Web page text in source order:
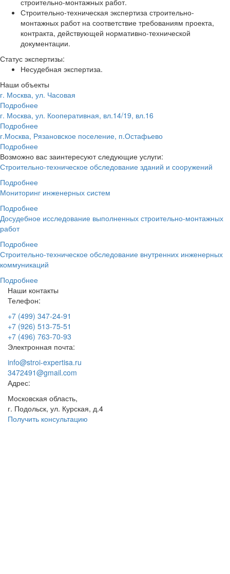
строительно-монтажных работ.
Строительно-техническая экспертиза строительно-
монтажных работ на соответствие требованиям проекта,
контракта, действующей нормативно-технической
документации.
Статус экспертизы:
Несудебная экспертиза.
Наши объекты
г. Москва, ул. Часовая
Подробнее
г. Москва, ул. Кооперативная, вл.14/19, вл.16
Подробнее
г.Москва, Рязановское поселение, п.Остафьево
Подробнее
Возможно вас заинтересуют следующие услуги:
Строительно-техническое обследование зданий и сооружений
Подробнее
Мониторинг инженерных систем
Подробнее
Досудебное исследование выполненных строительно-монтажных
работ
Подробнее
Строительно-техническое обследование внутренних инженерных
коммуникаций
Подробнее
Наши контакты
Телефон:
+7 (499) 347-24-91
+7 (926) 513-75-51
+7 (496) 763-70-93
Электронная почта:
info@stroi-expertisa.ru
3472491@gmail.com
Адрес:
Московская область,
г. Подольск, ул. Курская, д.4
Получить консультацию